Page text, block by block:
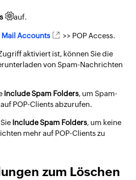
auf.
Mail Accounts >> POP Access.
aktiviert ist, können Sie die
von Spam-Nachrichten
Include Spam Folders, um Spam-
POP-Clients abzurufen.
Include Spam Folders, um keine
mehr auf POP-Clients zu
zum Löschen